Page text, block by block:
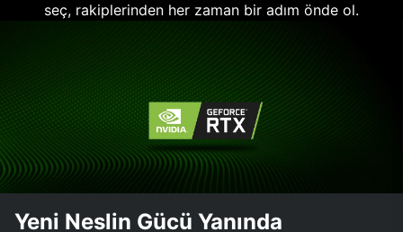
seç, rakiplerinden her zaman bir adım önde ol.
Yeni Neslin Gücü Yanında